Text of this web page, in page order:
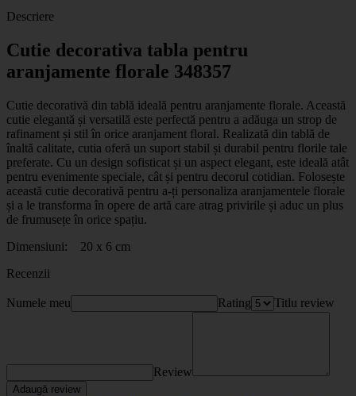
Descriere
Cutie decorativa tabla pentru
aranjamente florale 348357
Cutie decorativă din tablă ideală pentru aranjamente florale. Această
cutie elegantă și versatilă este perfectă pentru a adăuga un strop de
rafinament și stil în orice aranjament floral. Realizată din tablă de
înaltă calitate, cutia oferă un suport stabil și durabil pentru florile tale
preferate. Cu un design sofisticat și un aspect elegant, este ideală atât
pentru evenimente speciale, cât și pentru decorul cotidian. Folosește
această cutie decorativă pentru a-ți personaliza aranjamentele florale
și a le transforma în opere de artă care atrag privirile și aduc un plus
de frumusețe în orice spațiu.
Dimensiuni: 20 x 6 cm
Recenzii
Numele meu Rating Titlu review
Review
Adaugă review